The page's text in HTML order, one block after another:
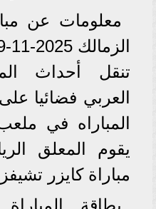
معلومات عن
الزمالك 2025-11-29
تنقل أحداث
العربي فضائيا
المباراه في
يقوم المعلق
مباراة كايزر